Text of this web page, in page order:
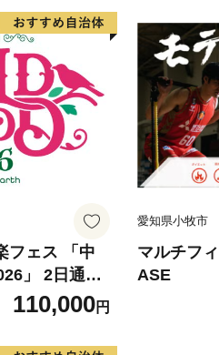
フェス 「中
」 2日通し
1名） フェス
観光 旅行 イベ
イブ 音楽 祭
110,000円
愛知県小牧市
マルチフ
ASE